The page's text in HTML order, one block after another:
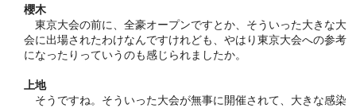
櫻木
東京大会の前に、全豪オープンですとか、そういった大きな大
会に出場されたわけなんですけれども、やはり東京大会への参考
になったりっていうのも感じられましたか。
上地
そうですね。そういった大会が無事に開催されて、大きな感染